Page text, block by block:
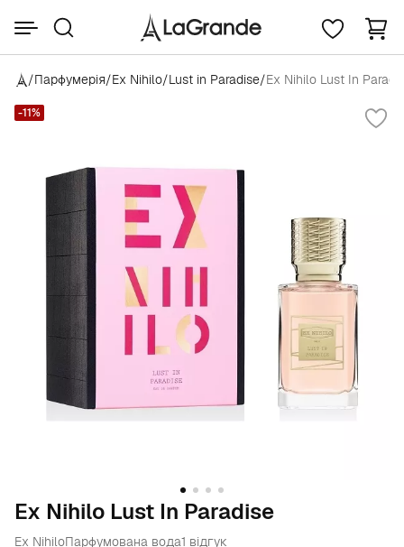
/Парфумерія/Ex Nihilo/Lust in Paradise/Ex Nihilo Lust In
-11%
Ex Nihilo Lust In Paradise
Ex NihiloПарфумована вода1 відгук